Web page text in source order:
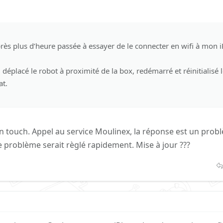
plus d’heure passée à essayer de le connecter en wifi à mon
déplacé le robot à proximité de la box, redémarré et réinitialisé
touch. Appel au service Moulinex, la réponse est un
serait règlé rapidement. Mise à jour ???